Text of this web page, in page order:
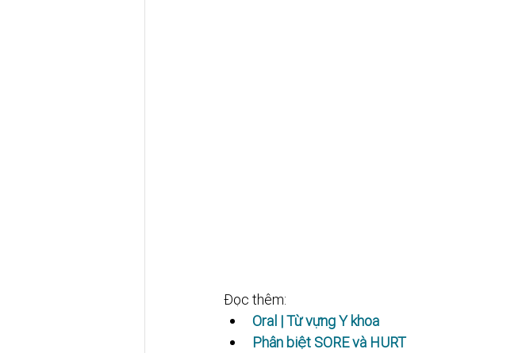
Đọc thêm:
Oral | Từ vựng Y khoa
Phân biệt SORE và HURT